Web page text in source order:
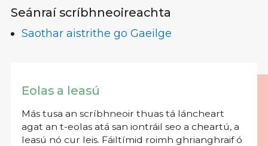
Seánraí scríbhneoireachta
Saothar aistrithe go Gaeilge
Eolas a leasú
Más tusa an scríbhneoir thuas tá láncheart
agat an t-eolas atá san iontráil seo a cheartú, a
leasú nó cur leis. Fáiltímid roimh ghrianghraif ó